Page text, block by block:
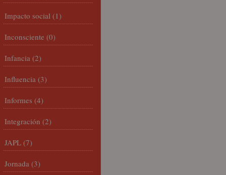
Impacto social (1)
Inconsciente (0)
Infancia (2)
Influencia (3)
Informes (4)
Integración (2)
JAPL (7)
Jornada (3)